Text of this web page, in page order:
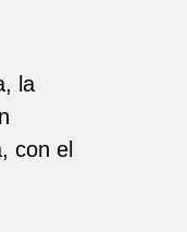
la
con el